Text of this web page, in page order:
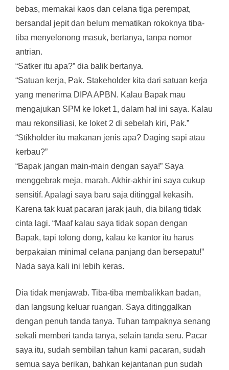
bebas, memakai kaos dan celana tiga perempat,
bersandal jepit dan belum mematikan rokoknya tiba-
tiba menyelonong masuk, bertanya, tanpa nomor
antrian.
“Satker itu apa?” dia balik bertanya.
“Satuan kerja, Pak. Stakeholder kita dari satuan kerja
yang menerima DIPA APBN. Kalau Bapak mau
mengajukan SPM ke loket 1, dalam hal ini saya. Kalau
mau rekonsiliasi, ke loket 2 di sebelah kiri, Pak.”
“Stikholder itu makanan jenis apa? Daging sapi atau
kerbau?”
“Bapak jangan main-main dengan saya!” Saya
menggebrak meja, marah. Akhir-akhir ini saya cukup
sensitif. Apalagi saya baru saja ditinggal kekasih.
Karena tak kuat pacaran jarak jauh, dia bilang tidak
cinta lagi. “Maaf kalau saya tidak sopan dengan
Bapak, tapi tolong dong, kalau ke kantor itu harus
berpakaian minimal celana panjang dan bersepatu!”
Nada saya kali ini lebih keras.
Dia tidak menjawab. Tiba-tiba membalikkan badan,
dan langsung keluar ruangan. Saya ditinggalkan
dengan penuh tanda tanya. Tuhan tampaknya senang
sekali memberi tanda tanya, selain tanda seru. Pacar
saya itu, sudah sembilan tahun kami pacaran, sudah
semua saya berikan, bahkan kejantanan pun sudah